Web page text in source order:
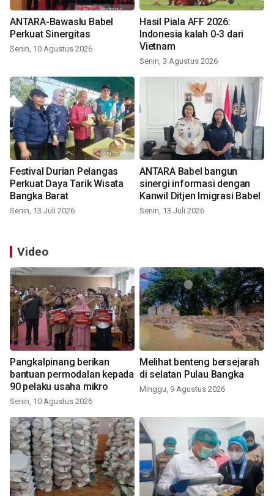
ANTARA-Bawaslu Babel
Perkuat Sinergitas
Senin, 10 Agustus 2026
Hasil Piala AFF 2026:
Indonesia kalah 0-3 dari
Vietnam
Senin, 3 Agustus 2026
Festival Durian Pelangas
Perkuat Daya Tarik Wisata
Bangka Barat
Senin, 13 Juli 2026
ANTARA Babel bangun
sinergi informasi dengan
Kanwil Ditjen Imigrasi Babel
Senin, 13 Juli 2026
Video
Pangkalpinang berikan
bantuan permodalan kepada
90 pelaku usaha mikro
Senin, 10 Agustus 2026
Melihat benteng bersejarah
di selatan Pulau Bangka
Minggu, 9 Agustus 2026